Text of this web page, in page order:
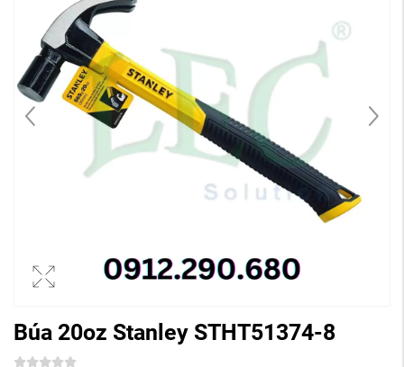
Búa 20oz Stanley STHT51374-8